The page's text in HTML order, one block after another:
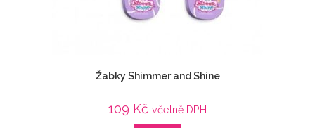
Žabky Shimmer and Shine
109 Kč včetně DPH